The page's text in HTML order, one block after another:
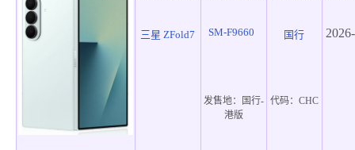
三星 ZFold7 SM-F9660 国行
发售地：
国行-
港版
代码： CHC